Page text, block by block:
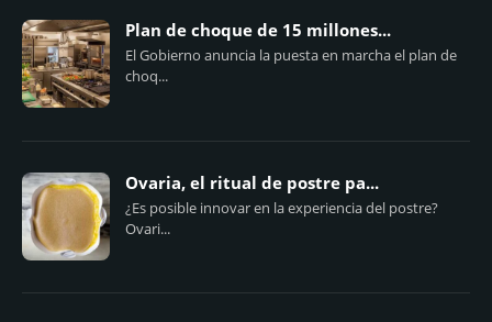
Plan de choque de 15 millones...
El Gobierno anuncia la puesta en marcha el plan de
choq...
Ovaria, el ritual de postre pa...
¿Es posible innovar en la experiencia del postre?
Ovari...